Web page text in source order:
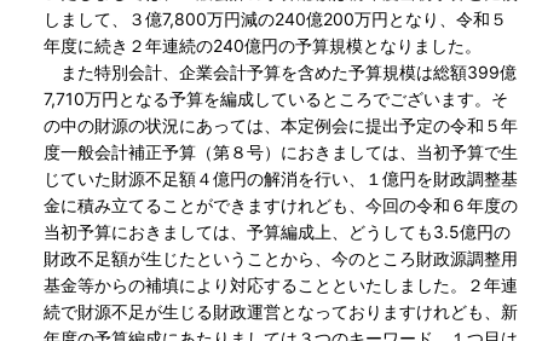
しまして、３億7,800万円減の240億200万円となり、令和５
年度に続き２年連続の240億円の予算規模となりました。
また特別会計、企業会計予算を含めた予算規模は総額399億
7,710万円となる予算を編成しているところでございます。そ
の中の財源の状況にあっては、本定例会に提出予定の令和５年
度一般会計補正予算（第８号）におきましては、当初予算で生
じていた財源不足額４億円の解消を行い、１億円を財政調整基
金に積み立てることができますけれども、今回の令和６年度の
当初予算におきましては、予算編成上、どうしても3.5億円の
財政不足額が生じたということから、今のところ財政源調整用
基金等からの補填により対応することといたしました。２年連
続で財源不足が生じる財政運営となっておりますけれども、新